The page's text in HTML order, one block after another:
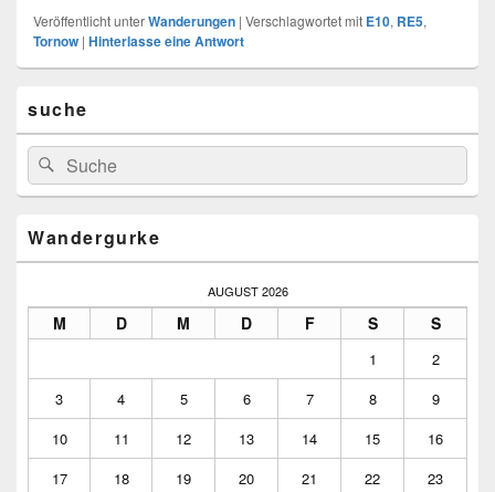
Veröffentlicht unterWanderungen | Verschlagwortet mit E10, RE5,
Tornow | Hinterlasse eine Antwort
Seitenleisten-
Widgetbereich
suche
Suchen
nach:
Suchen
Wandergurke
AUGUST 2026
M D M D F S S
1
2
3
4 5 6 7 8
9
10
11 12 13 14 15
16
17
18 19 20 21 22
23